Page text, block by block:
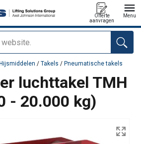
Offerte
aanvragen
Menu
/ Takels / Pneumatische takels
luchttakel TMH
- 20.000 kg)